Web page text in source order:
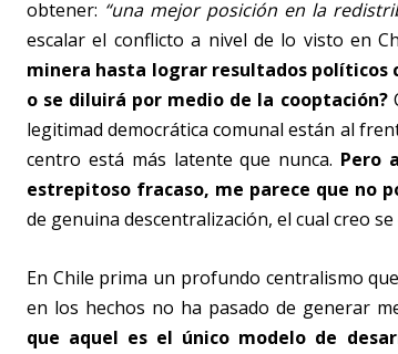
obtener: “una mejor posición en la
escalar el conflicto a nivel de lo visto en
minera hasta lograr resultados políticos
o se diluirá por medio de la cooptación?
legitimad democrática comunal están al
centro está más latente que nunca. Pero
estrepitoso fracaso, me parece que no
de genuina descentralización, el cual creo
En Chile prima un profundo centralismo
en los hechos no ha pasado de generar
que aquel es el único modelo de